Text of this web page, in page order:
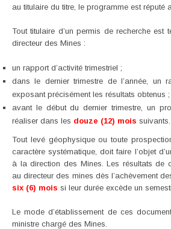
au titulaire du titre, le programme est réputé
Tout titulaire d’un permis de recherche est
directeur des Mines :
un rapport d’activité trimestriel ;
dans le dernier trimestre de l’année, un
exposant précisément les résultats obtenus ;
avant le début du dernier trimestre, un
réaliser dans les douze (12) mois suivants.
Tout levé géophysique ou toute
caractère systématique, doit faire l’objet
à la direction des Mines. Les résultats de
au directeur des mines dès l’achèvement
six (6) mois si leur durée excède un
Le mode d’établissement de ces
ministre chargé des Mines.